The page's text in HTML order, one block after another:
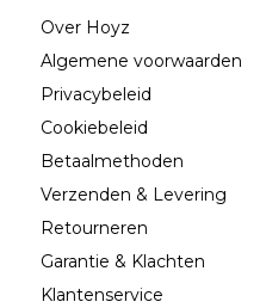
Over Hoyz
Algemene voorwaarden
Privacybeleid
Cookiebeleid
Betaalmethoden
Verzenden & Levering
Retourneren
Garantie & Klachten
Klantenservice